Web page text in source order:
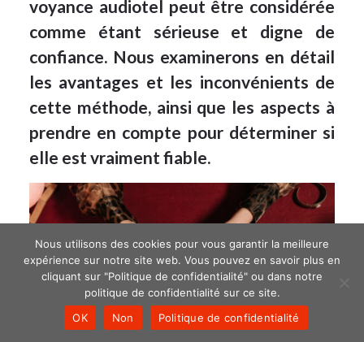
voyance audiotel peut être considérée
comme étant sérieuse et digne de
confiance. Nous examinerons en détail
les avantages et les inconvénients de
cette méthode, ainsi que les aspects à
prendre en compte pour déterminer si
elle est vraiment fiable.
Nous utilisons des cookies pour vous garantir la meilleure
expérience sur notre site web. Vous pouvez en savoir plus en
cliquant sur "Politique de confidentialité" ou dans notre
politique de confidentialité sur ce site.
OK
Non Politique de confidentialité